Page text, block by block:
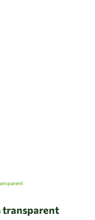
transparent